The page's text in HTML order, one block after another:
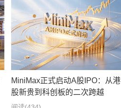
MiniMax正式启动A股IPO：从港
股新贵到科创板的二次跨越